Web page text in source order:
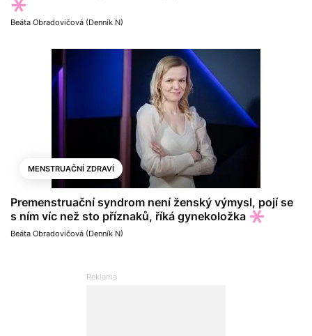
Beáta Obradovičová (Denník N)
MENSTRUAČNÍ ZDRAVÍ
Premenstruační syndrom není ženský výmysl, pojí se
s ním víc než sto příznaků, říká gynekoložka
Beáta Obradovičová (Denník N)